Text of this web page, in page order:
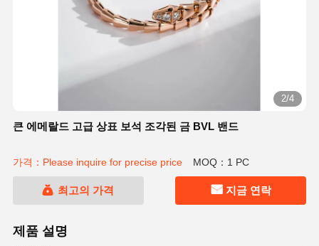
2/4
큰 에메랄드 고급 상표 보석 조각된 금 BVL 밴드
가격：Please inquire for precise price MOQ：1 PC
최고의 가격 지금 연락
제품 설명